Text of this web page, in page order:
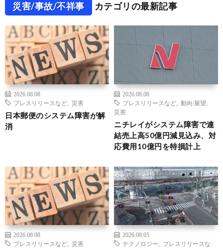
災害/事故/不祥事 カテゴリの最新記事
2026.08.08
プレスリリースなど
災害
日本郵便のシステム障害が解
消
2026.08.08
プレスリリースなど
動向/展望
災害
ニチレイがシステム障害で連
結売上高50億円減見込み、対
応費用10億円を特損計上
2026.08.08
プレスリリースなど
災害
2026.08.05
テクノロジー
プレスリリースな